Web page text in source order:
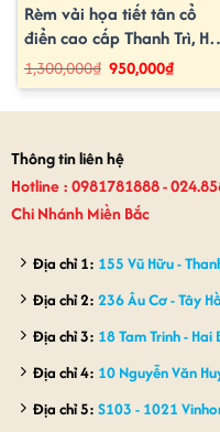
Rèm vải họa tiết tân cổ
điển cao cấp Thanh Trì, Hà
Nội CD – 16
1,300,000₫ Giá
gốc
là:
1,300,000₫.
950,000₫Giá
hiện
tại
là:
Thông tin liên hệ
Hotline : 0981781888 -
Chi Nhánh Miền Bắc
Địa chỉ 1: 155 Vũ Hữu -
Địa chỉ 2: 236 Âu Cơ - Tây
Địa chỉ 3: 18 Tam Trinh -
Địa chỉ 4: 10 Nguyễn Văn
Địa chỉ 5: S103 - 1021